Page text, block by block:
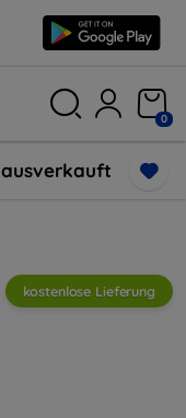
0
ausverkauft
kostenlose Lieferung